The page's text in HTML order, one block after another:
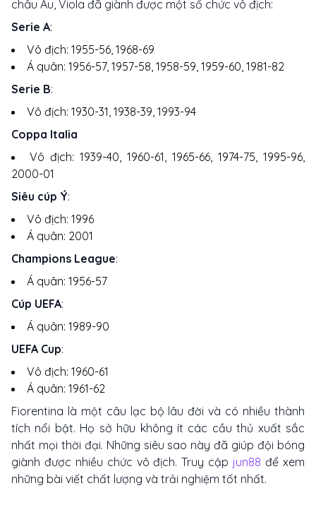
châu Âu, Viola đã giành được một số chức vô địch:
Serie A:
Vô địch: 1955-56, 1968-69
Á quân: 1956-57, 1957-58, 1958-59, 1959-60, 1981-82
Serie B:
Vô địch: 1930-31, 1938-39, 1993-94
Coppa Italia
Vô địch: 1939-40, 1960-61, 1965-66, 1974-75, 1995-96,
2000-01
Siêu cúp Ý:
Vô địch: 1996
Á quân: 2001
Champions League:
Á quân: 1956-57
Cúp UEFA:
Á quân: 1989-90
UEFA Cup:
Vô địch: 1960-61
Á quân: 1961-62
Fiorentina là một câu lạc bộ lâu đời và có nhiều thành
tích nổi bật. Họ sở hữu không ít các cầu thủ xuất sắc
nhất mọi thời đại. Những siêu sao này đã giúp đội bóng
giành được nhiều chức vô địch. Truy cập jun88 để xem
những bài viết chất lượng và trải nghiệm tốt nhất.